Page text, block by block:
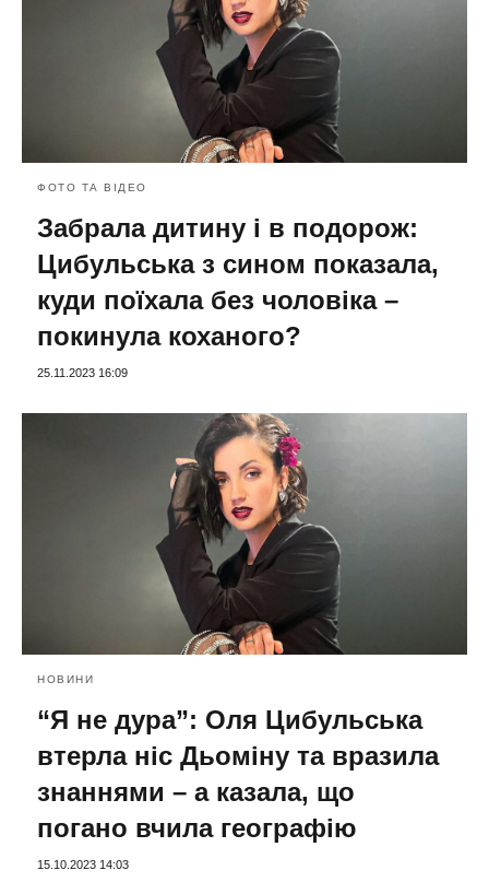
ФОТО ТА ВІДЕО
Забрала дитину і в подорож:
Цибульська з сином показала,
куди поїхала без чоловіка –
покинула коханого?
25.11.2023 16:09
НОВИНИ
“Я не дура”: Оля Цибульська
втерла ніс Дьоміну та вразила
знаннями – а казала, що
погано вчила географію
15.10.2023 14:03